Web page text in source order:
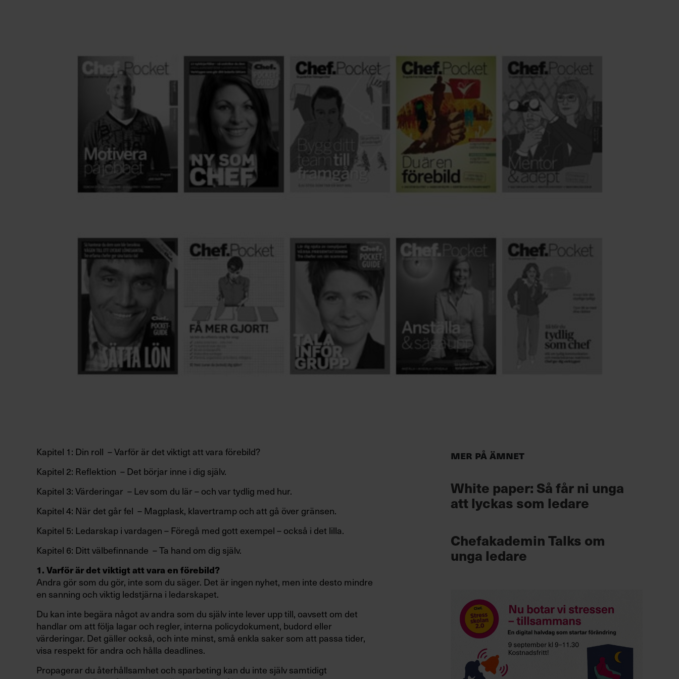
Kapitel 1: Din roll – Varför är det viktigt att vara förebild?
Kapitel 2: Reflektion – Det börjar inne i dig själv.
Kapitel 3: Värderingar – Lev som du lär – och var tydlig med hur.
Kapitel 4: När det går fel – Magplask, klavertramp och att gå över gränsen.
Kapitel 5: Ledarskap i vardagen – Föregå med gott exempel – också i det lilla.
Kapitel 6: Ditt välbefinnande – Ta hand om dig själv.
1. Varför är det viktigt att vara en förebild?
Andra gör som du gör, inte som du säger. Det är ingen nyhet, men inte desto mindre
en sanning och viktig ledstjärna i ledarskapet.
Du kan inte begära något av andra som du själv inte lever upp till, oavsett om det
handlar om att följa lagar och regler, interna policydokument, budord eller
värderingar. Det gäller också, och inte minst, små enkla saker som att passa tider,
visa respekt för andra och hålla deadlines.
Propagerar du återhållsamhet och sparbeting kan du inte själv samtidigt
Mer på ämnet
White paper: Så får ni unga
att lyckas som ledare
Chefakademin Talks om
unga ledare